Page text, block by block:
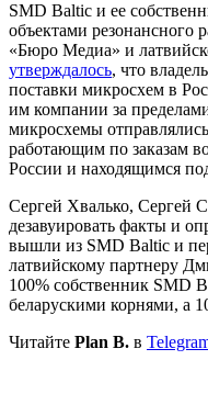
SMD Baltic и ее
объектами резонансного
«Бюро Медиа» и
утверждалось, что
поставки микросхем в
им компании за
микросхемы
работающим по заказам
России и находящимся
Сергей Хвалько, Сергей
дезавуировать факты и
вышли из SMD Baltic и
латвийскому партнеру
100% собственник SMD
беларускими корнями, а
Читайте Plan B. в